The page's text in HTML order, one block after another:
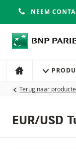
NEEM
Site
HOME
Terug naar
EUR/USD